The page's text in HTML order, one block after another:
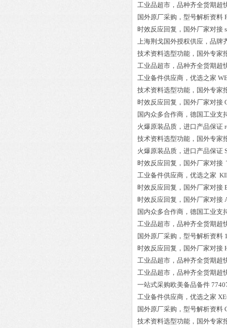
工业品超市，品种齐全货期超
国外原厂采购，型号解析资料
时效反应回复，国外厂家对接
上海荆戈国外授权供应，品牌
技术资料选型功能，国外专家
工业品超市，品种齐全货期超
工业备件供应商，优选之家
技术资料选型功能，国外专家
时效反应回复，国外厂家对接
国内众多合作商，德国工业支
火爆原装品质，进口产品保证
技术资料选型功能，国外专家
火爆原装品质，进口产品保证
时效反应回复，国外厂家对接
工业备件供应商，优选之家
时效反应回复，国外厂家对接
时效反应回复，国外厂家对接
国内众多合作商，德国工业支
工业品超市，品种齐全货期超
国外原厂采购，型号解析资料
时效反应回复，国外厂家对接
工业品超市，品种齐全货期超
工业品超市，品种齐全货期超
一站式采购欧美备品备件
工业备件供应商，优选之家
国外原厂采购，型号解析资料
技术资料选型功能，国外专家